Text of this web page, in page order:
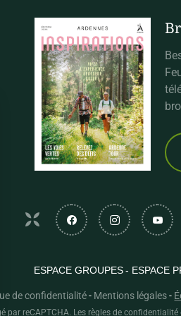
Suivez-nous sur
Suivez-
ESPACE GROUPES ESPACE
de confidentialité - Mentions légales -
par reCAPTCHA. Les règles de confidentialité